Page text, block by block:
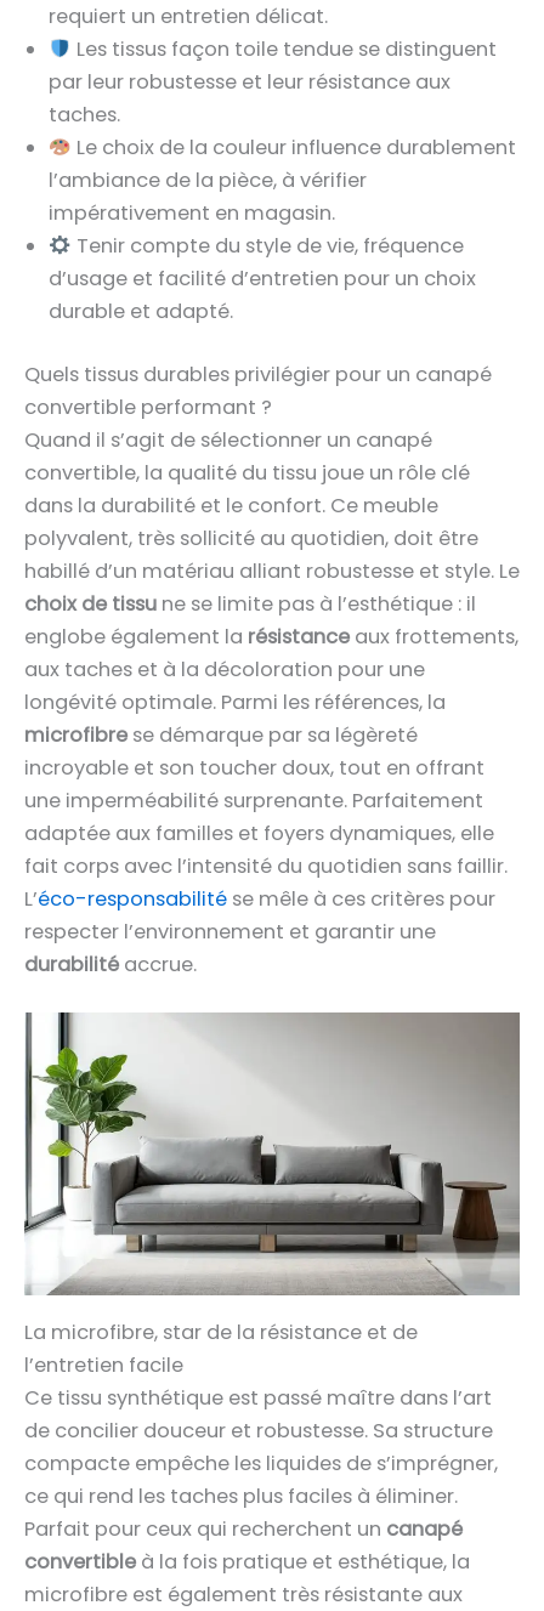
requiert un entretien délicat.
Les tissus façon toile tendue se distinguent
par leur robustesse et leur résistance aux
taches.
Le choix de la couleur influence durablement
l’ambiance de la pièce, à vérifier
impérativement en magasin.
Tenir compte du style de vie, fréquence
d’usage et facilité d’entretien pour un choix
durable et adapté.
Quels tissus durables privilégier pour un canapé
convertible performant ?
Quand il s’agit de sélectionner un canapé
convertible, la qualité du tissu joue un rôle clé
dans la durabilité et le confort. Ce meuble
polyvalent, très sollicité au quotidien, doit être
habillé d’un matériau alliant robustesse et style. Le
choix de tissu ne se limite pas à l’esthétique : il
englobe également la résistance aux frottements,
aux taches et à la décoloration pour une
longévité optimale. Parmi les références, la
microfibre se démarque par sa légèreté
incroyable et son toucher doux, tout en offrant
une imperméabilité surprenante. Parfaitement
adaptée aux familles et foyers dynamiques, elle
fait corps avec l’intensité du quotidien sans faillir.
L’éco-responsabilité se mêle à ces critères pour
respecter l’environnement et garantir une
durabilité accrue.
La microfibre, star de la résistance et de
l’entretien facile
Ce tissu synthétique est passé maître dans l’art
de concilier douceur et robustesse. Sa structure
compacte empêche les liquides de s’imprégner,
ce qui rend les taches plus faciles à éliminer.
Parfait pour ceux qui recherchent un canapé
convertible à la fois pratique et esthétique, la
microfibre est également très résistante aux